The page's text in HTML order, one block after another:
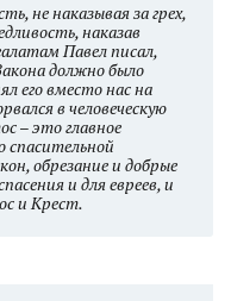
не наказывая за грех,
наказав
Павел писал,
должно было
его вместо нас на
в человеческую
– это главное
спасительной
обрезание и добрые
и для евреев, и
и Крест.